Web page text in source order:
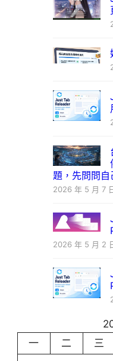
題，先問問自
2026 年 5 月 7
2026 年 5 月 2
一
二 三